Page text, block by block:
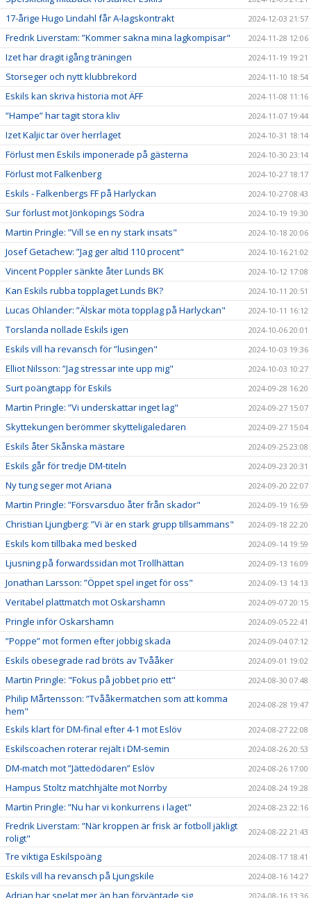
17-årige Hugo Lindahl får A-lagskontrakt 2024-12-03 21:57
Fredrik Liverstam: ”Kommer sakna mina lagkompisar" 2024-11-28 12:06
Izet har dragit igång träningen 2024-11-19 19:21
Storseger och nytt klubbrekord 2024-11-10 18:54
Eskils kan skriva historia mot ÄFF 2024-11-08 11:16
”Hampe” har tagit stora kliv 2024-11-07 19:44
Izet Kaljic tar över herrlaget 2024-10-31 18:14
Förlust men Eskils imponerade på gästerna 2024-10-30 23:14
Förlust mot Falkenberg 2024-10-27 18:17
Eskils - Falkenbergs FF på Harlyckan 2024-10-27 08:43
Sur förlust mot Jönköpings Södra 2024-10-19 19:30
Martin Pringle: ”Vill se en ny stark insats" 2024-10-18 20:06
Josef Getachew: ”Jag ger altid 110 procent" 2024-10-16 21:02
Vincent Poppler sänkte åter Lunds BK 2024-10-12 17:08
Kan Eskils rubba topplaget Lunds BK? 2024-10-11 20:51
Lucas Ohlander: ”Älskar möta topplag på Harlyckan" 2024-10-11 16:12
Torslanda nollade Eskils igen 2024-10-06 20:01
Eskils vill ha revansch för ”lusingen" 2024-10-03 19:36
Elliot Nilsson: ”Jag stressar inte upp mig" 2024-10-03 10:27
Surt poängtapp för Eskils 2024-09-28 16:20
Martin Pringle: ”Vi underskattar inget lag" 2024-09-27 15:07
Skyttekungen berömmer skytteligaledaren 2024-09-27 15:04
Eskils åter Skånska mästare 2024-09-25 23:08
Eskils går för tredje DM-titeln 2024-09-23 20:31
Ny tung seger mot Ariana 2024-09-20 22:07
Martin Pringle: ”Försvarsduo åter från skador" 2024-09-19 16:59
Christian Ljungberg: ”Vi är en stark grupp tillsammans" 2024-09-18 22:20
Eskils kom tillbaka med besked 2024-09-14 19:59
Ljusning på forwardssidan mot Trollhättan 2024-09-13 16:09
Jonathan Larsson: ”Öppet spel inget för oss" 2024-09-13 14:13
Veritabel plattmatch mot Oskarshamn 2024-09-07 20:15
Pringle inför Oskarshamn 2024-09-05 22:41
”Poppe” mot formen efter jobbig skada 2024-09-04 07:12
Eskils obesegrade rad bröts av Tvååker 2024-09-01 19:02
Martin Pringle: "Fokus på jobbet prio ett" 2024-08-30 07:48
Philip Mårtensson: ”Tvååkermatchen som att komma
hem"
2024-08-28 19:47
Eskils klart för DM-final efter 4-1 mot Eslöv 2024-08-27 22:08
Eskilscoachen roterar rejält i DM-semin 2024-08-26 20:53
DM-match mot ”Jättedödaren” Eslöv 2024-08-26 17:00
Hampus Stoltz matchhjälte mot Norrby 2024-08-24 19:28
Martin Pringle: ”Nu har vi konkurrens i laget" 2024-08-23 22:16
Fredrik Liverstam: ”När kroppen är frisk är fotboll jäkligt
roligt"
2024-08-22 21:43
Tre viktiga Eskilspoäng 2024-08-17 18:41
Eskils vill ha revansch på Ljungskile 2024-08-16 14:27
Adrian har spelat mer än han förväntade sig 2024-08-16 13:36